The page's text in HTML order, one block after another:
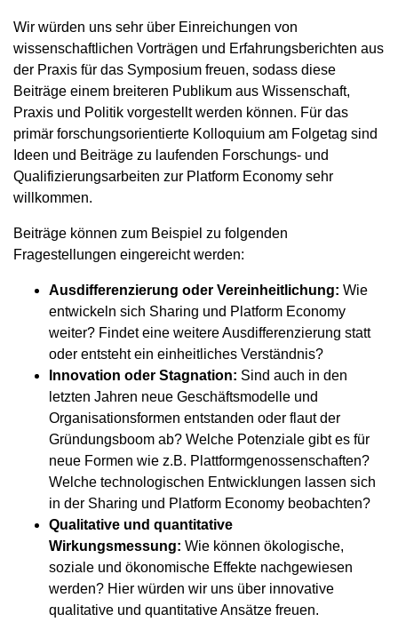
Wir würden uns sehr über Einreichungen von
wissenschaftlichen Vorträgen und Erfahrungsberichten aus
der Praxis für das Symposium freuen, sodass diese
Beiträge einem breiteren Publikum aus Wissenschaft,
Praxis und Politik vorgestellt werden können. Für das
primär forschungsorientierte Kolloquium am Folgetag sind
Ideen und Beiträge zu laufenden Forschungs- und
Qualifizierungsarbeiten zur Platform Economy sehr
willkommen.
Beiträge können zum Beispiel zu folgenden
Fragestellungen eingereicht werden:
Ausdifferenzierung oder Vereinheitlichung: Wie
entwickeln sich Sharing und Platform Economy
weiter? Findet eine weitere Ausdifferenzierung statt
oder entsteht ein einheitliches Verständnis?
Innovation oder Stagnation: Sind auch in den
letzten Jahren neue Geschäftsmodelle und
Organisationsformen entstanden oder flaut der
Gründungsboom ab? Welche Potenziale gibt es für
neue Formen wie z.B. Plattformgenossenschaften?
Welche technologischen Entwicklungen lassen sich
in der Sharing und Platform Economy beobachten?
Qualitative und quantitative
Wirkungsmessung: Wie können ökologische,
soziale und ökonomische Effekte nachgewiesen
werden? Hier würden wir uns über innovative
qualitative und quantitative Ansätze freuen.